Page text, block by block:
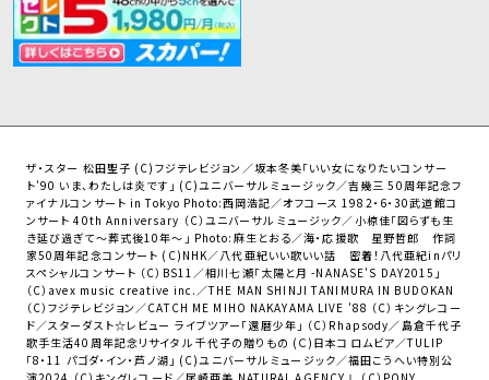
ザ・スター 松田聖子 (C)フジテレビジョン／坂本冬美「いい女になりたいコンサー
ト'90 いま、わたしは炎です」 (C)ユニバーサル ミュージック／吉幾三 50周年記念フ
ァイナルコンサート in Tokyo Photo:西岡浩記／オフコース 1982・6・30武道館コ
ンサート 40th Anniversary （C）ユニバーサル ミュージック／小椋佳「図らずも生
き延び過ぎて～葬式後10年～」 Photo:麻生とおる／海・応援歌 星野哲郎 作詞
家50周年記念コンサート (C)NHK／八代亜紀いい歌いい話 密着！八代亜紀inパリ
スペシャルコンサート （C）BS11／相川七瀬「太陽と月 -NANASE'S DAY2015」
（C）avex music creative inc.／THE MAN SHINJI TANIMURA IN BUDOKAN
（C）フジテレビジョン／CATCH ME MIHO NAKAYAMA LIVE '88 （C）キングレコー
ド／スターダスト☆レビュー ライブツアー「還暦少年」 （C）Rhapsody／島倉千代子
歌手生活40周年記念リサイタル 千代子の贈りもの (Ｃ)日本コロムビア／TULIP
「8・11 パゴダ・イン・芦ノ湖」 (C)ユニバーサル ミュージック／福田こうへい特別公